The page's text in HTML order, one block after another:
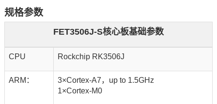
规格参数
FET3506J-S核心板基础参数
CPU Rockchip RK3506J
ARM：
3×Cortex-A7，up to 1.5GHz
1×Cortex-M0